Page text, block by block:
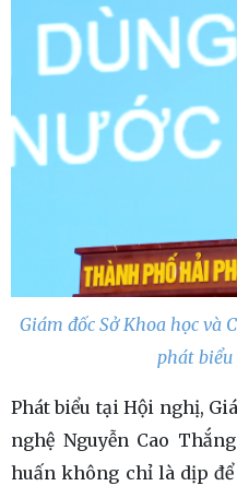
Giám đốc Sở Khoa học và
phát
Phát biểu tại Hội nghị,
nghệ Nguyễn Cao
huấn không chỉ là dịp